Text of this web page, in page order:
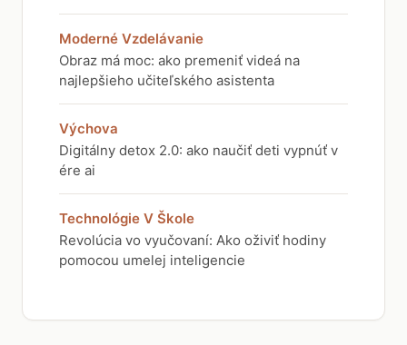
Moderné Vzdelávanie
Obraz má moc: ako premeniť videá na
najlepšieho učiteľského asistenta
Výchova
Digitálny detox 2.0: ako naučiť deti vypnúť v
ére ai
Technológie V Škole
Revolúcia vo vyučovaní: Ako oživiť hodiny
pomocou umelej inteligencie